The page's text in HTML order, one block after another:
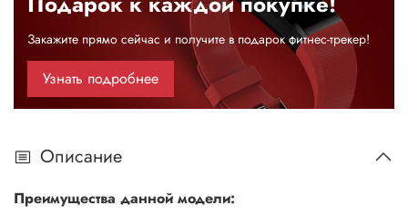
Закажите прямо сейчас и получите в подарок фитнес-трекер!
Узнать подробнее
Описание
Преимущества данной модели: